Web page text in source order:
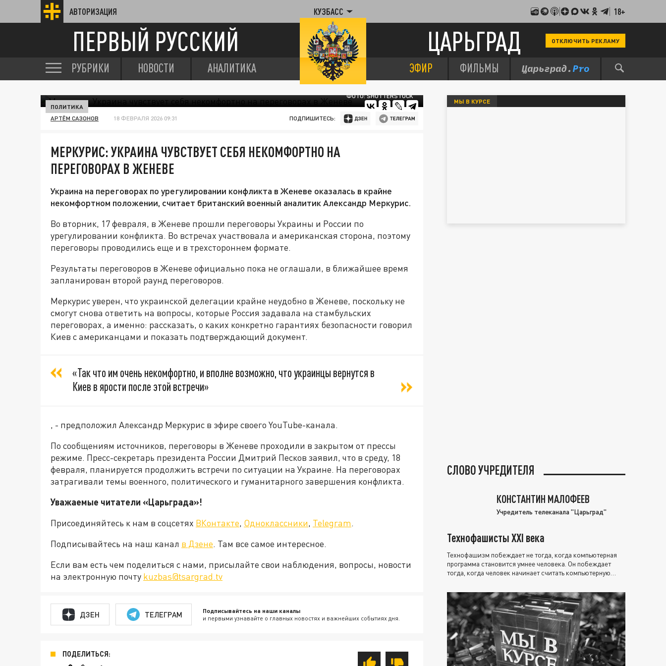
АВТОРИЗАЦИЯ КУЗБАСС 18+
ПЕРВЫЙ РУССКИЙ ЦАРЬГРАД ОТКЛЮЧИТЬ РЕКЛАМУ
РУБРИКИ НОВОСТИ АНАЛИТИКА ЭФИР ФИЛЬМЫ
ФОТО: SHUTTERSTOCK
ПОЛИТИКА
АРТЁМ САЗОНОВ 18 ФЕВРАЛЯ 2026 09:31 ПОДПИШИТЕСЬ:
МЕРКУРИС: УКРАИНА ЧУВСТВУЕТ СЕБЯ НЕКОМФОРТНО НА
ПЕРЕГОВОРАХ В ЖЕНЕВЕ
Украина на переговорах по урегулировании конфликта в Женеве оказалась в крайне
некомфортном положении, считает британский военный аналитик Александр Меркурис.
Во вторник, 17 февраля, в Женеве прошли переговоры Украины и России по
урегулировании конфликта. Во встречах участвовала и американская сторона, поэтому
переговоры проводились еще и в трехстороннем формате.
Результаты переговоров в Женеве официально пока не оглашали, в ближайшее время
запланирован второй раунд переговоров.
Меркурис уверен, что украинской делегации крайне неудобно в Женеве, поскольку не
смогут снова ответить на вопросы, которые Россия задавала на стамбульских
переговорах, а именно: рассказать, о каких конкретно гарантиях безопасности говорил
Киев с американцами и показать подтверждающий документ.
«Так что им очень некомфортно, и вполне возможно, что украинцы вернутся в
Киев в ярости после этой встречи»
, - предположил Александр Меркурис в эфире своего YouTube-канала.
По сообщениям источников, переговоры в Женеве проходили в закрытом от прессы
режиме. Пресс-секретарь президента России Дмитрий Песков заявил, что в среду, 18
февраля, планируется продолжить встречи по ситуации на Украине. На переговорах
затрагивали темы военного, политического и гуманитарного завершения конфликта.
Уважаемые читатели «Царьграда»!
Присоединяйтесь к нам в соцсетях ВКонтакте, Одноклассники, Telegram.
Подписывайтесь на наш канал в Дзене. Там все самое интересное.
Если вам есть чем поделиться с нами, присылайте свои наблюдения, вопросы, новости
на электронную почту kuzbas@tsargrad.tv
ДЗЕН ТЕЛЕГРАМ Подписывайтесь на наши каналы
и первыми узнавайте о главных новостях и важнейших событиях дня.
ПОДЕЛИТЬСЯ:
МЫ В КУРСЕ
СЛОВО УЧРЕДИТЕЛЯ
КОНСТАНТИН МАЛОФЕЕВ
Учредитель телеканала "Царьград"
Технофашисты XXI века
Технофашизм побеждает не тогда, когда компьютерная
программа становится умнее человека. Он побеждает
тогда, когда человек начинает считать компьютерную